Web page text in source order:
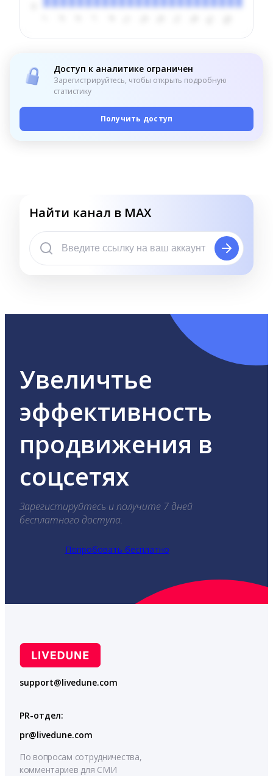
Доступ к аналитике ограничен
Зарегистрируйтесь, чтобы открыть подробную
статистику
Получить доступ
Найти канал в MAX
Увеличтье
эффективность
продвижения в
соцсетях
Зарегистируйтесь и получите 7 дней
бесплатного доступа.
Попробовать бесплатно
support@livedune.com
PR-отдел:
pr@livedune.com
По вопросам сотрудничества,
комментариев для СМИ